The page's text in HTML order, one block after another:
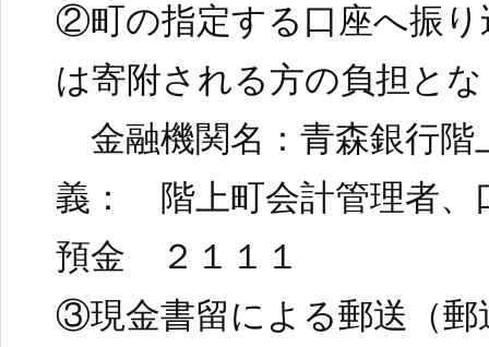
②町の指定する口座へ振り
は寄附される方の負担と
金融機関名：青森銀行階
義： 階上町会計管理者
預金 ２１１１
③現金書留による郵送（郵